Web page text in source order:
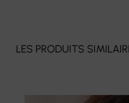
LES PRODUITS